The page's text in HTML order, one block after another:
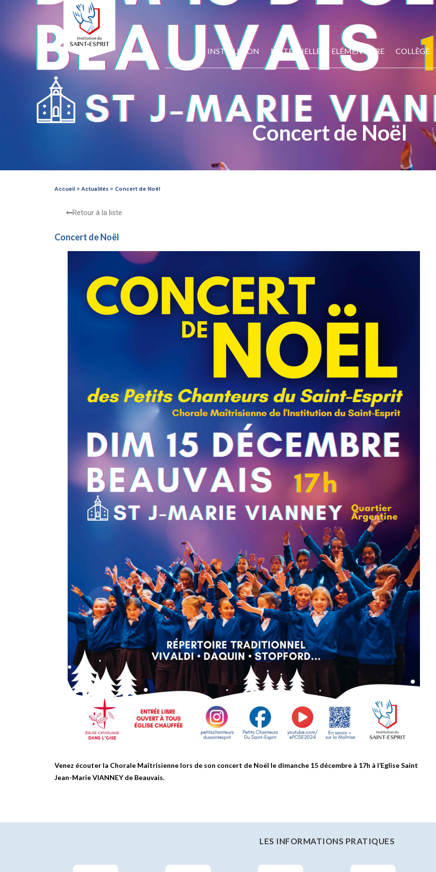
INSTITUTION MATERNELLE ELÉMENTAIRE COLLÈGE
Concert de Noël
Accueil > Actualités > Concert de Noël
Retour à la liste
Concert de Noël
Venez écouter la Chorale Maîtrisienne lors de son concert de Noël le dimanche 15 décembre à 17h à l’Eglise Saint
Jean-Marie VIANNEY de Beauvais.
LES INFORMATIONS PRATIQUES